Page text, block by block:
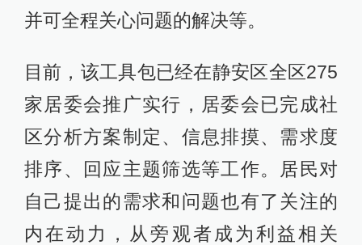
并可全程关心问题的解决等。
目前，该工具包已经在静安区全区275
家居委会推广实行，居委会已完成社
区分析方案制定、信息排摸、需求度
排序、回应主题筛选等工作。居民对
自己提出的需求和问题也有了关注的
内在动力，从旁观者成为利益相关